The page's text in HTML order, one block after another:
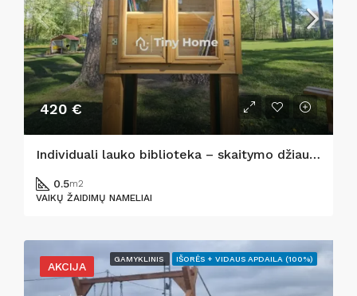
420 €
Individuali lauko biblioteka – skaitymo džiaugsmui po atviru dangumi
0.5m2
VAIKŲ ŽAIDIMŲ NAMELIAI
AKCIJA
GAMYKLINIS IŠORĖS + VIDAUS APDAILA (100%)